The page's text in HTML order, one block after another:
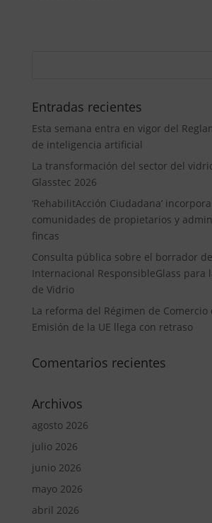
Entradas recientes
Esta semana entra en vigor del
de inteligencia artificial
La transformación del sector del
Glasstec 2026
‘RehabilitAcción Ciudadana’
comunidades de propietarios y
fincas
Consulta pública sobre el borrador
Internacional ResponsibleGlass para
de Vidrio
La reforma del Régimen de Comercio
Emisión de la UE llega con retraso
Comentarios recientes
Archivos
agosto 2026
julio 2026
junio 2026
mayo 2026
abril 2026